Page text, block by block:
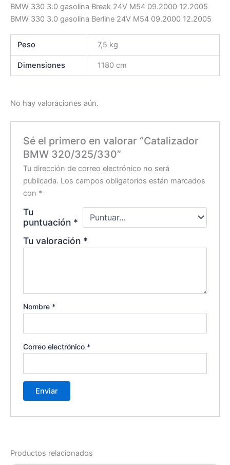
BMW 330 3.0 gasolina Break 24V M54 09.2000 12.2005
BMW 330 3.0 gasolina Berline 24V M54 09.2000 12.2005
Peso 7,5 kg
Dimensiones 1180 cm
No hay valoraciones aún.
Sé el primero en valorar “Catalizador
BMW 320/325/330”
Tu dirección de correo electrónico no será
publicada. Los campos obligatorios están marcados
con *
Tu
puntuación *
Tu valoración *
Nombre *
Correo electrónico *
Productos relacionados